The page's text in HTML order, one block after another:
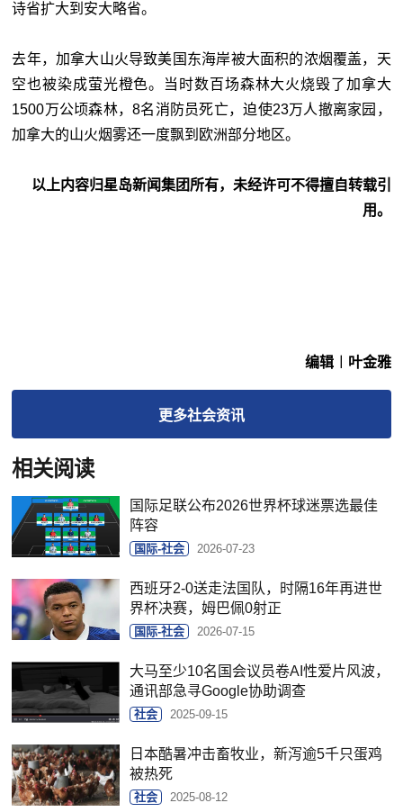
诗省扩大到安大略省。
去年，加拿大山火导致美国东海岸被大面积的浓烟覆盖，天
空也被染成萤光橙色。当时数百场森林大火烧毁了加拿大
1500万公顷森林，8名消防员死亡，迫使23万人撤离家园，
加拿大的山火烟雾还一度飘到欧洲部分地区。
以上内容归星岛新闻集团所有，未经许可不得擅自转载引
用。
编辑︱叶金雅
更多社会资讯
相关阅读
国际足联公布2026世界杯球迷票选最佳
阵容
国际-社会 2026-07-23
西班牙2-0送走法国队，时隔16年再进世
界杯决赛，姆巴佩0射正
国际-社会 2026-07-15
大马至少10名国会议员卷AI性爱片风波，
通讯部急寻Google协助调查
社会 2025-09-15
日本酷暑冲击畜牧业，新泻逾5千只蛋鸡
被热死
社会 2025-08-12